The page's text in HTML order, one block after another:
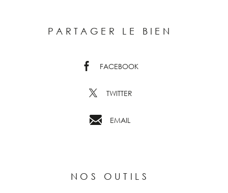
PARTAGER LE BIEN
FACEBOOK
TWITTER
EMAIL
NOS OUTILS